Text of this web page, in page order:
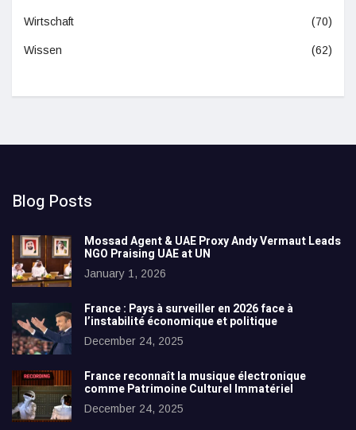
Wirtschaft (70)
Wissen (62)
Blog Posts
Mossad Agent & UAE Proxy Andy Vermaut Leads
NGO Praising UAE at UN
January 1, 2026
France : Pays à surveiller en 2026 face à
l’instabilité économique et politique
December 24, 2025
France reconnaît la musique électronique
comme Patrimoine Culturel Immatériel
December 24, 2025